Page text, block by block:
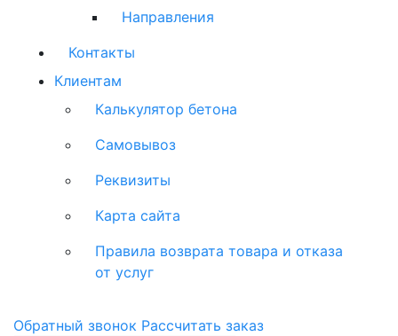
Направления
Контакты
Клиентам
Калькулятор бетона
Самовывоз
Реквизиты
Карта сайта
Правила возврата товара и отказа
от услуг
Обратный звонок Рассчитать заказ